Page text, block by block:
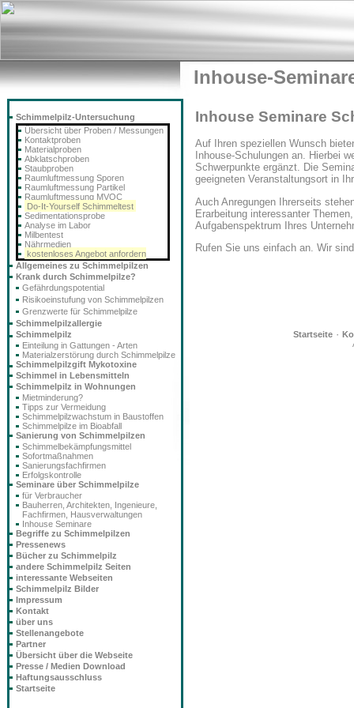
Inhouse-
Inhouse Seminare
Auf Ihren speziellen Wunsch
Inhouse-Schulungen an. Hierbei
Schwerpunkte ergänzt. Die
geeigneten Veranstaltungsort in
Auch Anregungen Ihrerseits
Erarbeitung interessanter
Aufgabenspektrum Ihres
Rufen Sie uns einfach an. Wir
Startseite·
Schimmelpilz-Untersuchung
Übersicht über Proben / Messungen
Kontaktproben
Materialproben
Abklatschproben
Staubproben
Raumluftmessung Sporen
Raumluftmessung Partikel
Raumluftmessung MVOC
Do-It-Yourself Schimmeltest
Sedimentationsprobe
Analyse im Labor
Milbentest
Nährmedien
kostenloses Angebot anfordern
Allgemeines zu Schimmelpilzen
Krank durch Schimmelpilze?
Gefährdungspotential
Risikoeinstufung von Schimmelpilzen
Grenzwerte für Schimmelpilze
Schimmelpilzallergie
Schimmelpilz
Einteilung in Gattungen - Arten
Materialzerstörung durch Schimmelpilze
Schimmelpilzgift Mykotoxine
Schimmel in Lebensmitteln
Schimmelpilz in Wohnungen
Mietminderung?
Tipps zur Vermeidung
Schimmelpilzwachstum in Baustoffen
Schimmelpilze im Bioabfall
Sanierung von Schimmelpilzen
Schimmelbekämpfungsmittel
Sofortmaßnahmen
Sanierungsfachfirmen
Erfolgskontrolle
Seminare über Schimmelpilze
für Verbraucher
Bauherren, Architekten, Ingenieure,
Fachfirmen, Hausverwaltungen
Inhouse Seminare
Begriffe zu Schimmelpilzen
Pressenews
Bücher zu Schimmelpilz
andere Schimmelpilz Seiten
interessante Webseiten
Schimmelpilz Bilder
Impressum
Kontakt
über uns
Stellenangebote
Partner
Übersicht über die Webseite
Presse / Medien Download
Haftungsausschluss
Startseite